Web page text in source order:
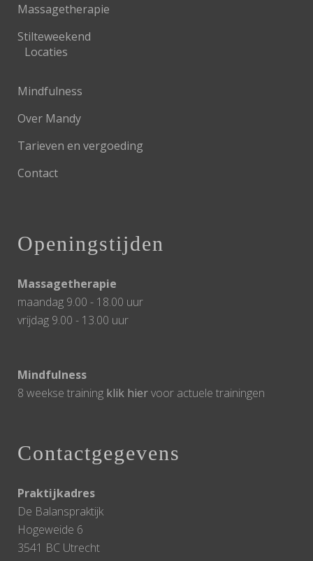
Massagetherapie
Stilteweekend
Locaties
Mindfulness
Over Mandy
Tarieven en vergoeding
Contact
Openingstijden
Massagetherapie
maandag 9.00 - 18.00 uur
vrijdag 9.00 - 13.00 uur
Mindfulness
8 weekse training klik hiervoor actuele trainingen
Contactgegevens
Praktijkadres
De Balanspraktijk
Hogeweide 6
3541 BC Utrecht